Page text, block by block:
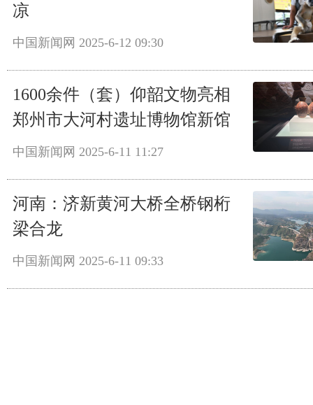
凉
中国新闻网 2025-6-12 09:30
1600余件（套）仰韶文物亮相
郑州市大河村遗址博物馆新馆
中国新闻网 2025-6-11 11:27
河南：济新黄河大桥全桥钢桁
梁合龙
中国新闻网 2025-6-11 09:33